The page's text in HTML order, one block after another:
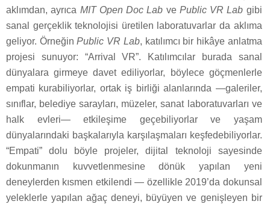
aklımdan, ayrıca MIT Open Doc Lab ve Public VR Lab gibi
sanal gerçeklik teknolojisi üretilen laboratuvarlar da aklıma
geliyor. ÖrneğinPublic VR Lab, katılımcı bir hikâye anlatma
projesi sunuyor: “Arrival VR”. Katılımcılar burada sanal
dünyalara girmeye davet ediliyorlar, böylece göçmenlerle
empati kurabiliyorlar, ortak iş birliği alanlarında —galeriler,
sınıflar, belediye sarayları, müzeler, sanat laboratuvarları ve
halk evleri— etkileşime geçebiliyorlar ve yaşam
dünyalarındaki başkalarıyla karşılaşmaları keşfedebiliyorlar.
“Empati” dolu böyle projeler, dijital teknoloji sayesinde
dokunmanın kuvvetlenmesine dönük yapılan yeni
deneylerden kısmen etkilendi — özellikle 2019’da dokunsal
yeleklerle yapılan ağaç deneyi, büyüyen ve genişleyen bir